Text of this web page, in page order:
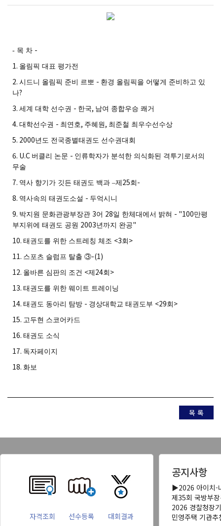
- 목 차 -
1. 올림픽 대표 평가전
2. 시드니 올림픽 준비 르뽀 - 환경 올림픽을 어떻게 준비하고 있
나?
3. 세계 대학 선수권 - 한국, 남여 종합우승 쾌거
4. 대학선수권 - 최연호, 주혜원 , 최준철 최우수선수상
5. 2000년도 전국종별태권도 선수권대회
6. U.C 버클리 논문 - 인류학자가 분석한 의식화된 격투기로서의
무술
7. 역사 향기가 깃든 태권도 백과 –제 25회 -
8. 역사속의 태권도소설 - 두억시니
9. 박지원 문화관광부장관 3어 28일 한체대에서 밝혀 - "100만평
부지위에 태권도 공원 2003년까지 완공"
10. 태권도를 위한 스트레칭 체조 <3회 >
11. 스포츠 슬럼프 탈출 ③-(1)
12. 올바른 심판의 조건 <제 24회 >
13. 태권도를 위한 웨이트 트레이닝
14. 태권도 동아리 탐방 - 경상대학교 태권도부 <29회 >
15. 고두현 스코어카드
16. 태권도 소식
17. 독자페이지
18. 화보
목 록
자격조회 선수등록 대회결과
공지사항
▶2026 아이치-
제35회 국방부
2026 경찰청장
민영주택 기관